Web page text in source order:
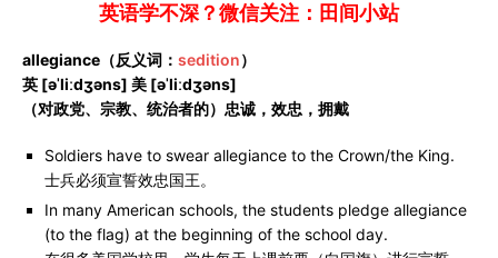
英语学不深？微信关注：田间小站
allegiance（反义词： sedition）
英 [əˈliːdʒəns] 美 [əˈliːdʒəns]
（对政党、宗教、统治者的）忠诚，效忠，拥戴
Soldiers have to swear allegiance to the Crown/the King.
士兵必须宣誓效忠国王。
In many American schools, the students pledge allegiance
(to the flag) at the beginning of the school day.